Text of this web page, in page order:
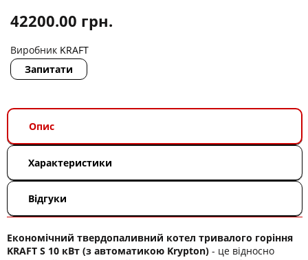
42200.00 грн.
Виробник KRAFT
Запитати
Опис
Характеристики
Відгуки
Економічний твердопаливний котел тривалого горіння
KRAFT S 10 кВт (з автоматикою Krypton) - це відносно